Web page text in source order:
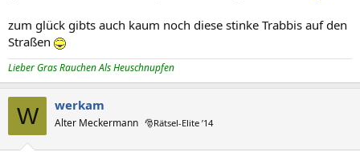
zum glück gibts auch kaum noch diese stinke Trabbis auf den
Straßen
Lieber Gras Rauchen Als Heuschnupfen
W werkam
Alter Meckermann 🎅Rätsel-Elite ’14